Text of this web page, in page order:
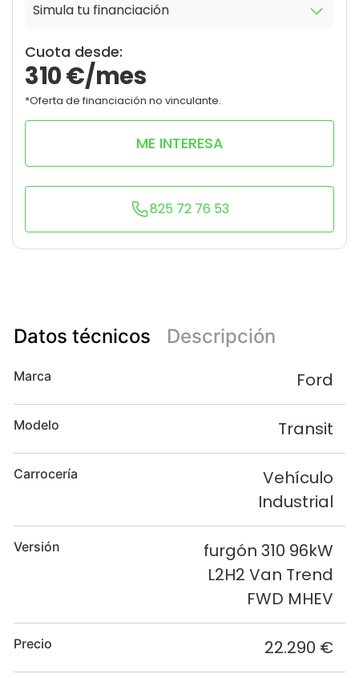
Simula tu financiación
Cuota desde:
310€/mes
*Oferta de financiación no vinculante.
ME INTERESA
825 72 76 53
Datos técnicos Descripción
Marca Ford
Modelo Transit
Carrocería
Vehículo
Industrial
Versión
furgón 310 96kW
L2H2 Van Trend
FWD MHEV
Precio 22.290 €